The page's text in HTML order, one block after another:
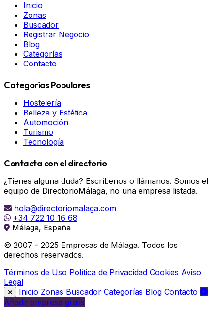
Inicio
Zonas
Buscador
Registrar Negocio
Blog
Categorías
Contacto
Categorías Populares
Hostelería
Belleza y Estética
Automoción
Turismo
Tecnología
Contacta con el directorio
¿Tienes alguna duda? Escríbenos o llámanos. Somos el
equipo de DirectorioMálaga, no una empresa listada.
hola@directoriomalaga.com
+34 722 10 16 68
Málaga, España
© 2007 - 2025 Empresas de Málaga. Todos los
derechos reservados.
Términos de Uso Política de Privacidad Cookies Aviso
Legal
Inicio Zonas Buscador Categorías Blog Contacto
Añadir empresa gratis